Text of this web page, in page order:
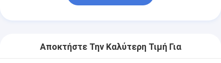
Αποκτήστε Την Καλύτερη Τιμή Για